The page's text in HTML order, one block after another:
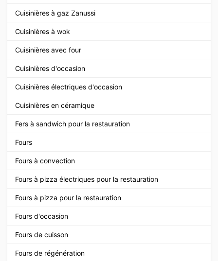
Cuisinières à gaz Zanussi
Cuisinières à wok
Cuisinières avec four
Cuisinières d'occasion
Cuisinières électriques d'occasion
Cuisinières en céramique
Fers à sandwich pour la restauration
Fours
Fours à convection
Fours à pizza électriques pour la restauration
Fours à pizza pour la restauration
Fours d'occasion
Fours de cuisson
Fours de régénération